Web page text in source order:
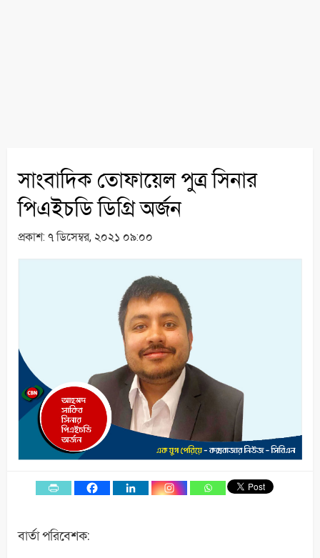
সাংবাদিক তোফায়েল পুত্র সিনার
পিএইচডি ডিগ্রি অর্জন
প্রকাশ: ৭ ডিসেম্বর, ২০২১ ০৯:০০
বার্তা পরিবেশক: